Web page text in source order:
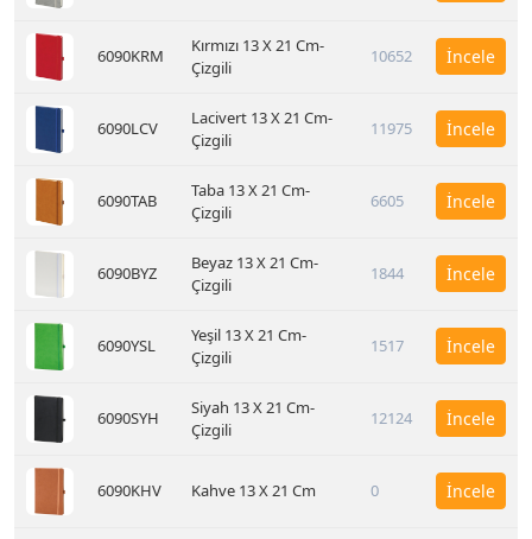
6090KRM
Kırmızı 13 X 21 Cm-
Çizgili
10652 İncele
6090LCV
Lacivert 13 X 21 Cm-
Çizgili
11975 İncele
6090TAB
Taba 13 X 21 Cm-
Çizgili
6605 İncele
6090BYZ
Beyaz 13 X 21 Cm-
Çizgili
1844 İncele
6090YSL
Yeşil 13 X 21 Cm-
Çizgili
1517 İncele
6090SYH
Siyah 13 X 21 Cm-
Çizgili
12124 İncele
6090KHV Kahve 13 X 21 Cm 0 İncele